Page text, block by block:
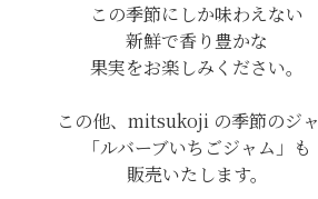
この季節にしか味わえない
新鮮で香り豊かな
果実をお楽しみください。
この他、mitsukoji の季節のジ
「ルバーブいちごジャム」も
販売いたします。